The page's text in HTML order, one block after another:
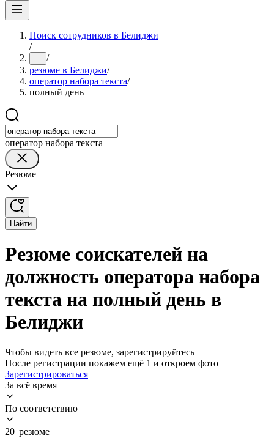
Поиск сотрудников в Белиджи
/
... /
резюме в Белиджи/
оператор набора текста/
полный день
оператор набора текста
Резюме
Найти
Резюме соискателей на
должность оператора набора
текста на полный день в
Белиджи
Чтобы видеть все резюме, зарегистрируйтесь
После регистрации покажем ещё 1 и откроем фото
Зарегистрироваться
За всё время
По соответствию
20 резюме